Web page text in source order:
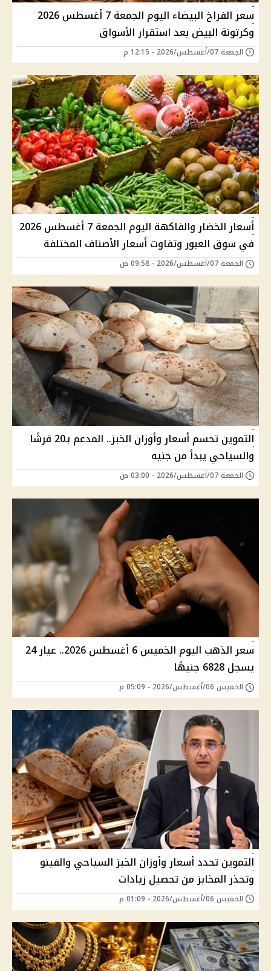
سعر الفراخ البيضاء اليوم الجمعة 7 أغسطس 2026
وكرتونة البيض بعد استقرار الأسواق
الجمعة 07/أغسطس/2026 - 12:15 م
أسعار الخضار والفاكهة اليوم الجمعة 7 أغسطس 2026
في سوق العبور وتفاوت أسعار الأصناف المختلفة
الجمعة 07/أغسطس/2026 - 09:58 ص
التموين تحسم أسعار وأوزان الخبز.. المدعم بـ20 قرشًا
والسياحي يبدأ من جنيه
الجمعة 07/أغسطس/2026 - 03:00 ص
سعر الذهب اليوم الخميس 6 أغسطس 2026.. عيار 24
يسجل 6828 جنيهًا
الخميس 06/أغسطس/2026 - 05:09 م
التموين تحدد أسعار وأوزان الخبز السياحي والفينو
وتحذر المخابز من تحصيل زيادات
الخميس 06/أغسطس/2026 - 01:09 م